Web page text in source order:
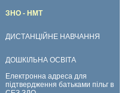
ЗНО - НМТ
ДИСТАНЦІЙНЕ НАВЧАННЯ
ДОШКІЛЬНА ОСВІТА
Електронна адреса для
підтвердження батьками пільг в